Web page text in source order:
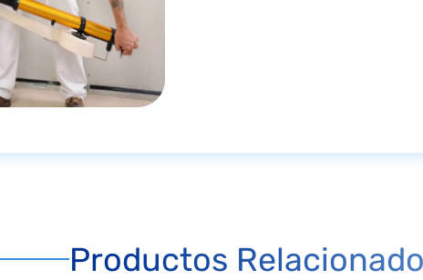
Productos